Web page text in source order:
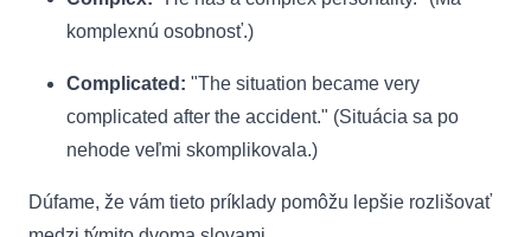
komplexnú osobnosť.)
Complicated: "The situation became very
complicated after the accident." (Situácia sa po
nehode veľmi skomplikovala.)
Dúfame, že vám tieto príklady pomôžu lepšie rozlišovať